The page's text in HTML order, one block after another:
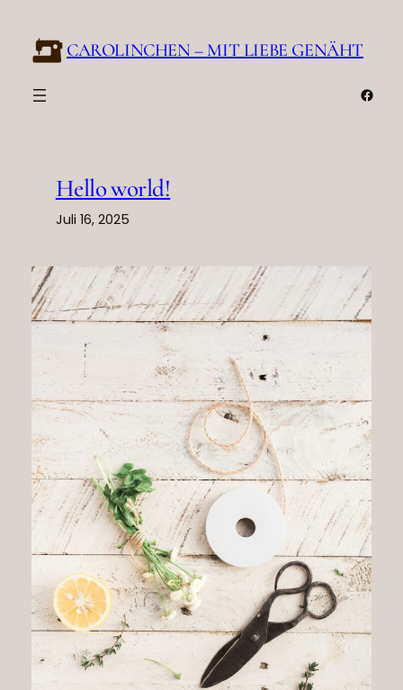
Inhalt
springen CAROLINCHEN – MIT LIEBE GENÄHT
Hello world!
Juli 16, 2025